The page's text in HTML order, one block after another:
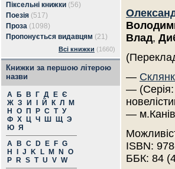
Піксельні книжки (56)
Поезія (517)
Проза (1098)
Пропонується видавцям (21)
Всі книжки (1660)
Книжки за першою літерою
назви
А Б В Г Д Е Є
Ж З И Й К Л
М
Н
О П Р С Т У
Ф Х Ц Ч Ш Щ Э
Ю Я
A
B C D E F G
H
J K L M N
O
P
R S T U V W
Влад,
—
— (Серія:
—
ISBN:
ББК: 84